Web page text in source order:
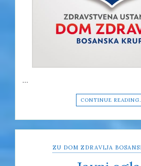
…
CONTINUE
ZU DOM ZDRAVLJA